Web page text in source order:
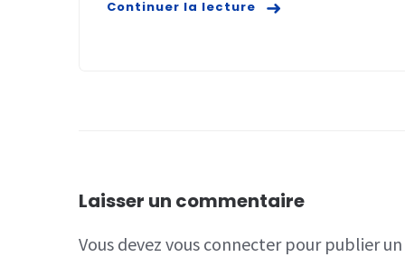
Continuer la lecture
Laisser un commentaire
Vous devez vous connecterpour publier